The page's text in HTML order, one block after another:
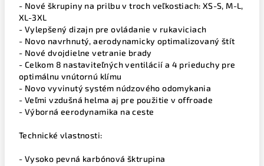
- Nové škrupiny na prilbu v troch veľkostiach: XS-S, M-L,
XL-3XL
- Vylepšený dizajn pre ovládanie v rukaviciach
- Novo navrhnutý, aerodynamicky optimalizovaný štít
- Nové dvojdielne vetranie brady
- Celkom 8 nastaviteľných ventilácií a 4 prieduchy pre
optimálnu vnútornú klímu
- Novo vyvinutý systém núdzového odomykania
- Veľmi vzdušná helma aj pre použitie v offroade
- Výborná eerodynamika na ceste
Technické vlastnosti:
- Vysoko pevná karbónová šktrupina